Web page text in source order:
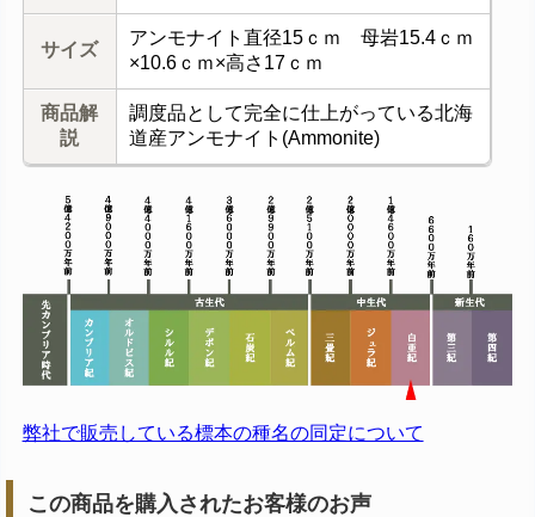
サイズ
アンモナイト直径15ｃｍ 母岩15.4ｃｍ
×10.6ｃｍ×高さ17ｃｍ
商品解
説
調度品として完全に仕上がっている北海
道産アンモナイト(Ammonite)
弊社で販売している標本の種名の同定について
この商品を購入されたお客様のお声